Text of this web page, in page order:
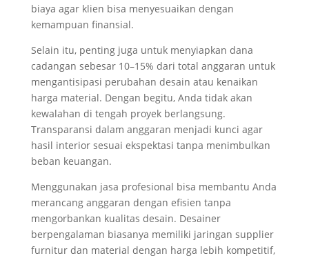
biaya agar klien bisa menyesuaikan dengan
kemampuan finansial.
Selain itu, penting juga untuk menyiapkan dana
cadangan sebesar 10–15% dari total anggaran untuk
mengantisipasi perubahan desain atau kenaikan
harga material. Dengan begitu, Anda tidak akan
kewalahan di tengah proyek berlangsung.
Transparansi dalam anggaran menjadi kunci agar
hasil interior sesuai ekspektasi tanpa menimbulkan
beban keuangan.
Menggunakan jasa profesional bisa membantu Anda
merancang anggaran dengan efisien tanpa
mengorbankan kualitas desain. Desainer
berpengalaman biasanya memiliki jaringan supplier
furnitur dan material dengan harga lebih kompetitif,